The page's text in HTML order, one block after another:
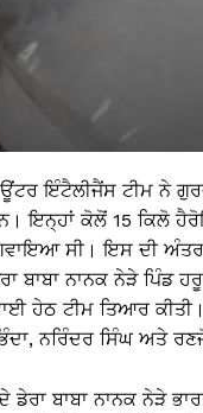
ਇੰਟੈਲੀਜੈਂਸ ਟੀਮ ਨੇ
ਇਨ੍ਹਾਂ ਕੋਲੋਂ 15 ਕਿਲੋ
ਸੀ। ਇਸ ਦੀ
ਬਾਬਾ ਨਾਨਕ ਨੇੜੇ ਪਿੰਡ
ਹੇਠ ਟੀਮ ਤਿਆਰ
ਨਰਿੰਦਰ ਸਿੰਘ ਅਤੇ
ਡੇਰਾ ਬਾਬਾ ਨਾਨਕ ਨੇੜੇ